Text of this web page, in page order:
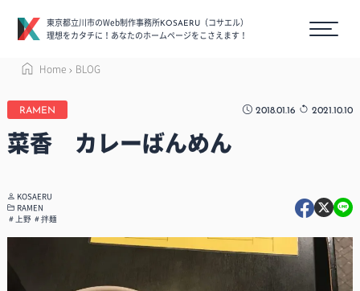
東京都立川市のWeb制作事務所KOSAERU
（コサエル）
理想をカタチに！あなたのホームページをこさえます！
Home BLOG
RAMEN 2018.01.16 2021.10.10
菜香 カレーばんめん
KOSAERU
RAMEN
上野
拌麺